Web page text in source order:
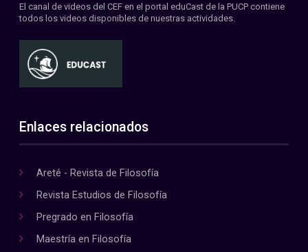
El canal de videos del CEF en el portal eduCast de la PUCP contiene
todos los videos disponibles de nuestras actividades.
Enlaces relacionados
Areté - Revista de Filosofía
Revista Estudios de Filosofía
Pregrado en Filosofía
Maestría en Filosofía